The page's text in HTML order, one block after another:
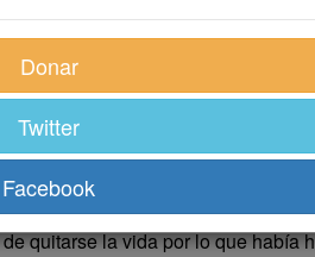
gastó tardes en trucos o
ojo. Hasta que ella se dio
Calculaba que con doscientos
Y sin rancho, no se puede pensar
quitarse la vida por lo que había
Donar
Twitter
Facebook